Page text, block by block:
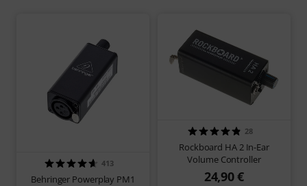
413
Behringer Powerplay PM1
28
Rockboard HA 2 In-Ear
Volume Controller
24,90 €